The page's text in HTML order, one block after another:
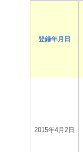
登録年月日
2015年4月2日